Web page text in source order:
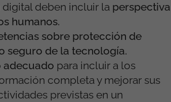
deben incluir la perspectiva
humanos.
sobre protección de
seguro de la tecnología.
adecuado para incluir a los
completa y mejorar sus
previstas en un